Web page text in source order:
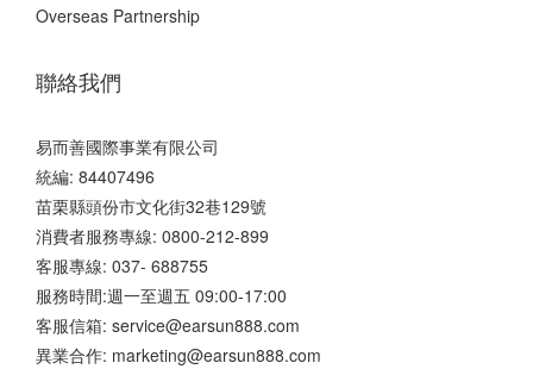
Overseas Partnership
聯絡我們
易而善國際事業有限公司
統編: 84407496
苗栗縣頭份市文化街32巷129號
消費者服務專線: 0800-212-899
客服專線: 037- 688755
服務時間:週一至週五 09:00-17:00
客服信箱: service@earsun888.com
異業合作: marketing@earsun888.com